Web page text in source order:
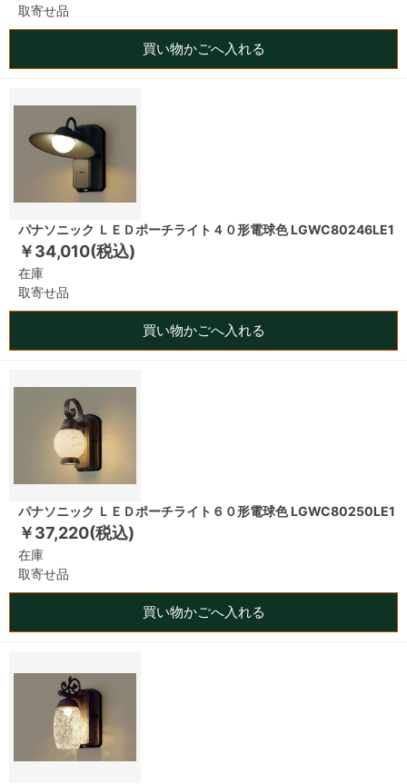
取寄せ品
買い物かごへ入れる
パナソニック ＬＥＤポーチライト４０形電球色 LGWC80246LE1
￥34,010(税込)
在庫
取寄せ品
買い物かごへ入れる
パナソニック ＬＥＤポーチライト６０形電球色 LGWC80250LE1
￥37,220(税込)
在庫
取寄せ品
買い物かごへ入れる